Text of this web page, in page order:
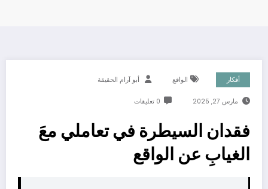
أفكار الواقع أبو آرام الحقيقة
مارس 27, 2025 0 تعليقات
فقدان السيطرة في تعاملي معَ
الغيابِ عن الواقع